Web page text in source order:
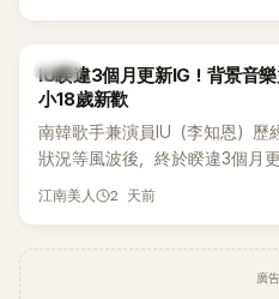
韓星
IU睽違3個月更新IG！背景音
小18歲新歡
南韓歌手兼演員IU（李知恩）歷
狀況等風波後，終於睽違3個月
張近況照，讓大批粉絲又驚又喜
江南美人 2 天前
廣告